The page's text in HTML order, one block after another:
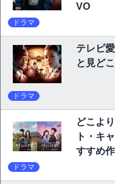
VO
ドラマ
テレビ
と見ど
ドラマ
どこよ
ト・キ
すすめ
ドラマ